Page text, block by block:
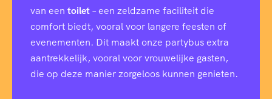
van een toilet– een zeldzame faciliteit die
comfort biedt, vooral voor langere feesten of
evenementen. Dit maakt onze partybus extra
aantrekkelijk, vooral voor vrouwelijke gasten,
die op deze manier zorgeloos kunnen genieten.